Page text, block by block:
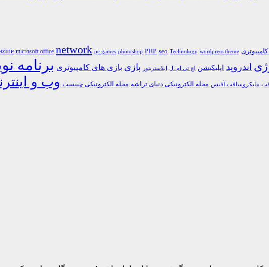
microsoft office network pc games photoshop PHP seo Technology wordpress theme
اندروید اپلیکیشن اچ تی ام ال ایلاستریتور بازی بازی های کامپیوتری برنامه
مایکروسافت آفیس مجله الکترونیکی دنیای تراشه مجله الکترونیکی چیپست وب و